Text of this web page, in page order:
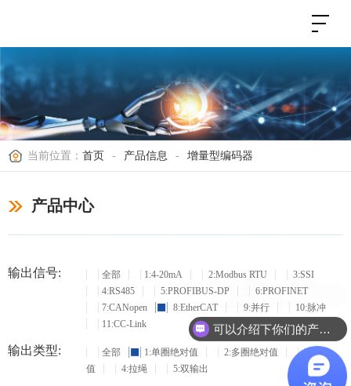
当前位置： 首页 - 产品信息 - 增量型编码器
产品中心
输出信号: 全部 1:4-20mA 2:Modbus RTU
3:SSI
4:RS485
5:PROFIBUS-DP
6:PROFINET
7:CANopen
8:EtherCAT 9:并行
10:脉冲
11:CC-Link
输出类型: 全部 1:单圈绝对值 2:多圈绝对值
3:增量
值
4:拉绳 5:双输出
可以介绍下你们的产品么？
现在有优惠活动么？